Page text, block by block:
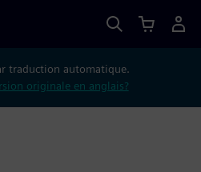
traduction automatique.
originale en anglais?